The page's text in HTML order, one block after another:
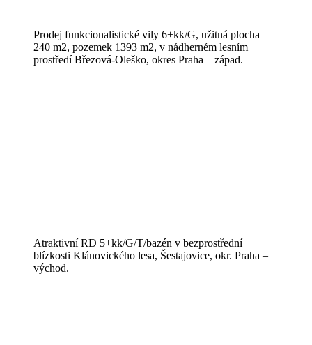
Prodej funkcionalistické vily 6+kk/G, užitná plocha
240 m2, pozemek 1393 m2, v nádherném lesním
prostředí Březová-Oleško, okres Praha – západ.
Atraktivní RD 5+kk/G/T/bazén v bezprostřední
blízkosti Klánovického lesa, Šestajovice, okr. Praha –
východ.